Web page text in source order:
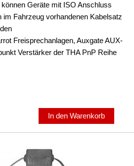
Geräte mit ISO Anschluss
im Fahrzeug vorhandenen Kabelsatz
Freisprechanlagen, Auxgate AUX-
Verstärker der THA PnP Reihe
In den Warenkorb